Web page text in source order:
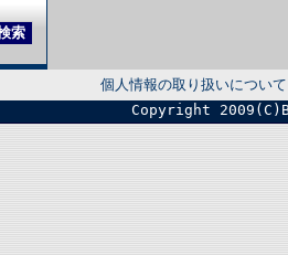
個人情報の取り扱いについて
Copyright